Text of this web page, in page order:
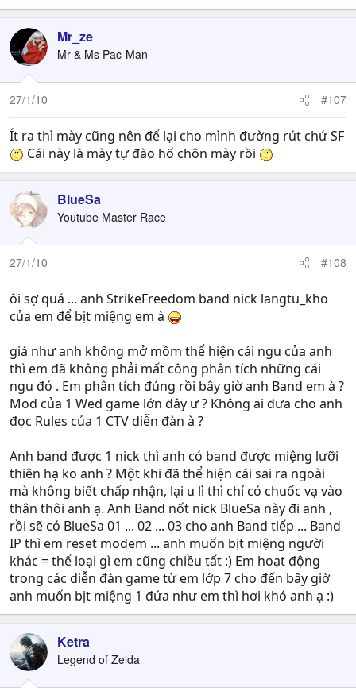
Mr_ze
Mr & Ms Pac-Man
27/1/10 #107
Ít ra thì mày cũng nên để lại cho mình đường rút chứ SF
Cái này là mày tự đào hố chôn mày rồi
BlueSa
Youtube Master Race
27/1/10 #108
ôi sợ quá ... anh StrikeFreedom band nick langtu_kho
của em để bịt miệng em à
giá như anh không mở mồm thể hiện cái ngu của anh
thì em đã không phải mất công phân tích những cái
ngu đó . Em phân tích đúng rồi bây giờ anh Band em à ?
Mod của 1 Wed game lớn đây ư ? Không ai đưa cho anh
đọc Rules của 1 CTV diễn đàn à ?
Anh band được 1 nick thì anh có band được miệng lưỡi
thiên hạ ko anh ? Một khi đã thể hiện cái sai ra ngoài
mà không biết chấp nhận, lại u lì thì chỉ có chuốc vạ vào
thân thôi anh ạ. Anh Band nốt nick BlueSa này đi anh ,
rồi sẽ có BlueSa 01 ... 02 ... 03 cho anh Band tiếp ... Band
IP thì em reset modem ... anh muốn bịt miệng người
khác = thể loại gì em cũng chiều tất :) Em hoạt động
trong các diễn đàn game từ em lớp 7 cho đến bây giờ
anh muốn bịt miệng 1 đứa như em thì hơi khó anh ạ :)
Ketra
Legend of Zelda